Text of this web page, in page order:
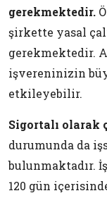
gerekmektedir.
şirkette yasal
gerekmektedir.
işvereninizin
etkileyebilir.
Sigortalı olarak
durumunda da
bulunmaktadır.
120 gün